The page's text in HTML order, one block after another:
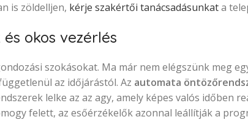
is zöldelljen, kérje szakértői tanácsadásunkata
okos vezérlés
szokásokat. Ma már nem elégszünk meg
az időjárástól. Az automata
lelke az az agy, amely képes valós időben
felett, az esőérzékelők azonnal leállítják a